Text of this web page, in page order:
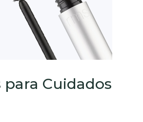
Cuidados